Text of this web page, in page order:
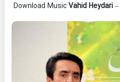
Vahid Heydari –